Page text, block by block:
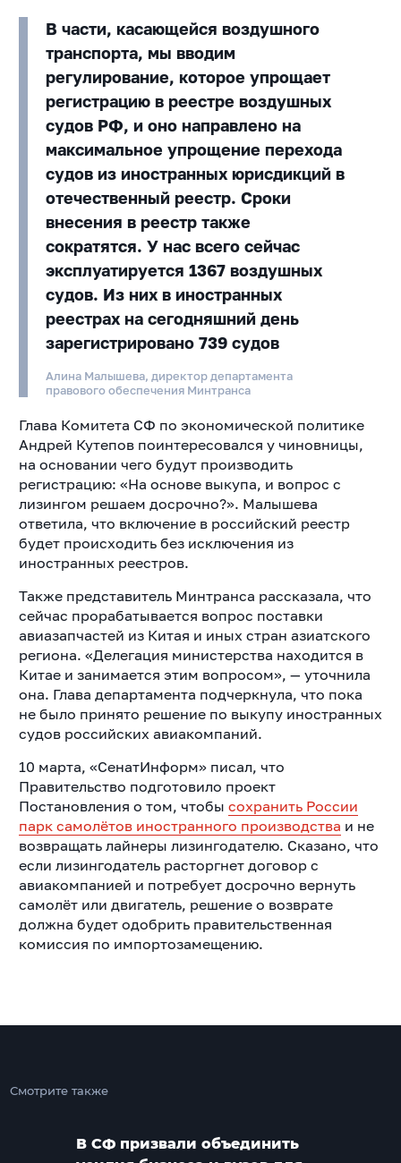
В части, касающейся воздушного
транспорта, мы вводим
регулирование, которое упрощает
регистрацию в реестре воздушных
судов РФ, и оно направлено на
максимальное упрощение перехода
судов из иностранных юрисдикций в
отечественный реестр. Сроки
внесения в реестр также
сократятся. У нас всего сейчас
эксплуатируется 1367 воздушных
судов​​​. Из них в иностранных
реестрах на сегодняшний день
зарегистрировано 739 судов
Алина Малышева, директор департамента
правового обеспечения Минтранса
Глава Комитета СФ по экономической политике
Андрей Кутепов поинтересовался у чиновницы,
на основании чего будут производить
регистрацию: «На основе выкупа, и вопрос с
лизингом решаем досрочно?». Малышева
ответила, что включение в российский реестр
будет происходить без исключения из
иностранных реестров.
Также представитель Минтранса рассказала, что
сейчас прорабатывается вопрос поставки
авиазапчастей из Китая и иных стран азиатского
региона. «Делегация министерства находится в
Китае и занимается этим вопросом», — уточнила
она. Глава департамента подчеркнула, что пока
не было принято решение по выкупу иностранных
судов российских авиакомпаний.
10 марта, «СенатИнформ» писал, что
Правительство подготовило проект
Постановления о том, чтобы сохранить России
парк самолётов иностранного производства и не
возвращать лайнеры лизингодателю. Сказано, что
если лизингодатель расторгнет договор с
авиакомпанией и потребует досрочно вернуть
самолёт или двигатель, решение о возврате
должна будет одобрить правительственная
комиссия по импортозамещению.
Смотрите также
В СФ призвали объединить